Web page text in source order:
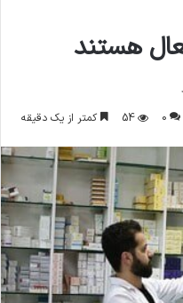
هستند
0
54 کمتر از یک دقیقه